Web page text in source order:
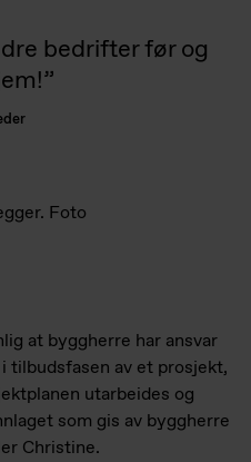
bedrifter før og
at byggherre har ansvar
tilbudsfasen av et prosjekt,
utarbeides og
som gis av byggherre
Christine.